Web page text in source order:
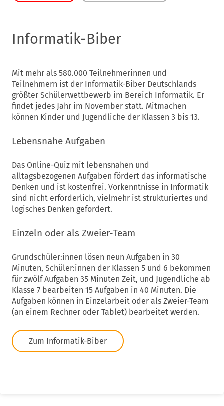
Informatik-Biber
Mit mehr als 580.000 Teilnehmerinnen und
Teilnehmern ist der Informatik-Biber Deutschlands
größter Schülerwettbewerb im Bereich Informatik. Er
findet jedes Jahr im November statt. Mitmachen
können Kinder und Jugendliche der Klassen 3 bis 13.
Lebensnahe Aufgaben
Das Online-Quiz mit lebensnahen und
alltagsbezogenen Aufgaben fördert das informatische
Denken und ist kostenfrei. Vorkenntnisse in Informatik
sind nicht erforderlich, vielmehr ist strukturiertes und
logisches Denken gefordert.
Einzeln oder als Zweier-Team
Grundschüler:innen lösen neun Aufgaben in 30
Minuten, Schüler:innen der Klassen 5 und 6 bekommen
für zwölf Aufgaben 35 Minuten Zeit, und Jugendliche ab
Klasse 7 bearbeiten 15 Aufgaben in 40 Minuten. Die
Aufgaben können in Einzelarbeit oder als Zweier-Team
(an einem Rechner oder Tablet) bearbeitet werden.
Zum Informatik-Biber